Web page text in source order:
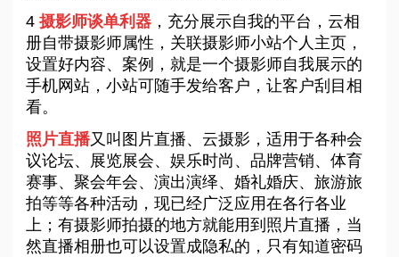
4 摄影师谈单利器，充分展示自我的平台，云相
册自带摄影师属性，关联摄影师小站个人主页，
设置好内容、案例，就是一个摄影师自我展示的
手机网站，小站可随手发给客户，让客户刮目相
看。
照片直播又叫图片直播、云摄影，适用于各种会
议论坛、展览展会、娱乐时尚、品牌营销、体育
赛事、聚会年会、演出演绎、婚礼婚庆、旅游旅
拍等等各种活动，现已经广泛应用在各行各业
上；有摄影师拍摄的地方就能用到照片直播，当
然直播相册也可以设置成隐私的，只有知道密码